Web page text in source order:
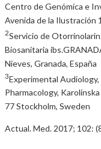
Centro de Genómica e
Avenida de la Ilustración
2Servicio de
Biosanitaria
Nieves, Granada, España
3Experimental
Pharmacology,
77 Stockholm, Sweden
Actual. Med. 2017; 102: